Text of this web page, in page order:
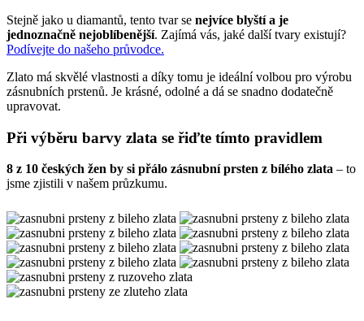
Stejně jako u diamantů, tento tvar se nejvíce blyští a je
jednoznačně nejoblíbenější. Zajímá vás, jaké další tvary existují?
Podívejte do našeho průvodce.
Zlato má skvělé vlastnosti a díky tomu je ideální volbou pro výrobu
zásnubních prstenů. Je krásné, odolné a dá se snadno dodatečně
upravovat.
Při výběru barvy zlata se řiďte tímto pravidlem
8 z 10 českých žen by si přálo zásnubní prsten z bílého zlata – to
jsme zjistili v našem průzkumu.